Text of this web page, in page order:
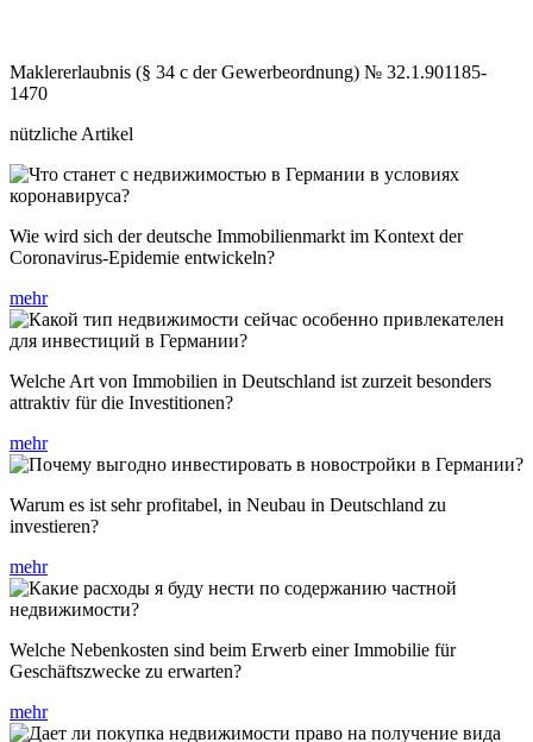
Maklererlaubnis (§ 34 c der Gewerbeordnung) № 32.1.901185-
1470⁠
nützliche Artikel
Wie wird sich der deutsche Immobilienmarkt im Kontext der
Coronavirus-Epidemie entwickeln?
mehr
Welche Art von Immobilien in Deutschland ist zurzeit besonders
attraktiv für die Investitionen?
mehr
Warum es ist sehr profitabel, in Neubau in Deutschland zu
investieren?
mehr
Welche Nebenkosten sind beim Erwerb einer Immobilie für
Geschäftszwecke zu erwarten?
mehr